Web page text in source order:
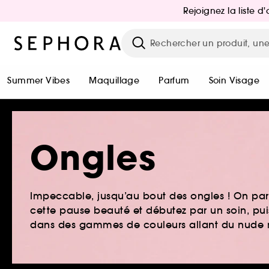
Rejoignez la liste
Summer Vibes Maquillage Parfum Soin Visage
Ongles
Impeccable, jusqu’au bout des ongles ! On
cette pause beauté et débutez par un soin,
dans des gammes de couleurs allant du